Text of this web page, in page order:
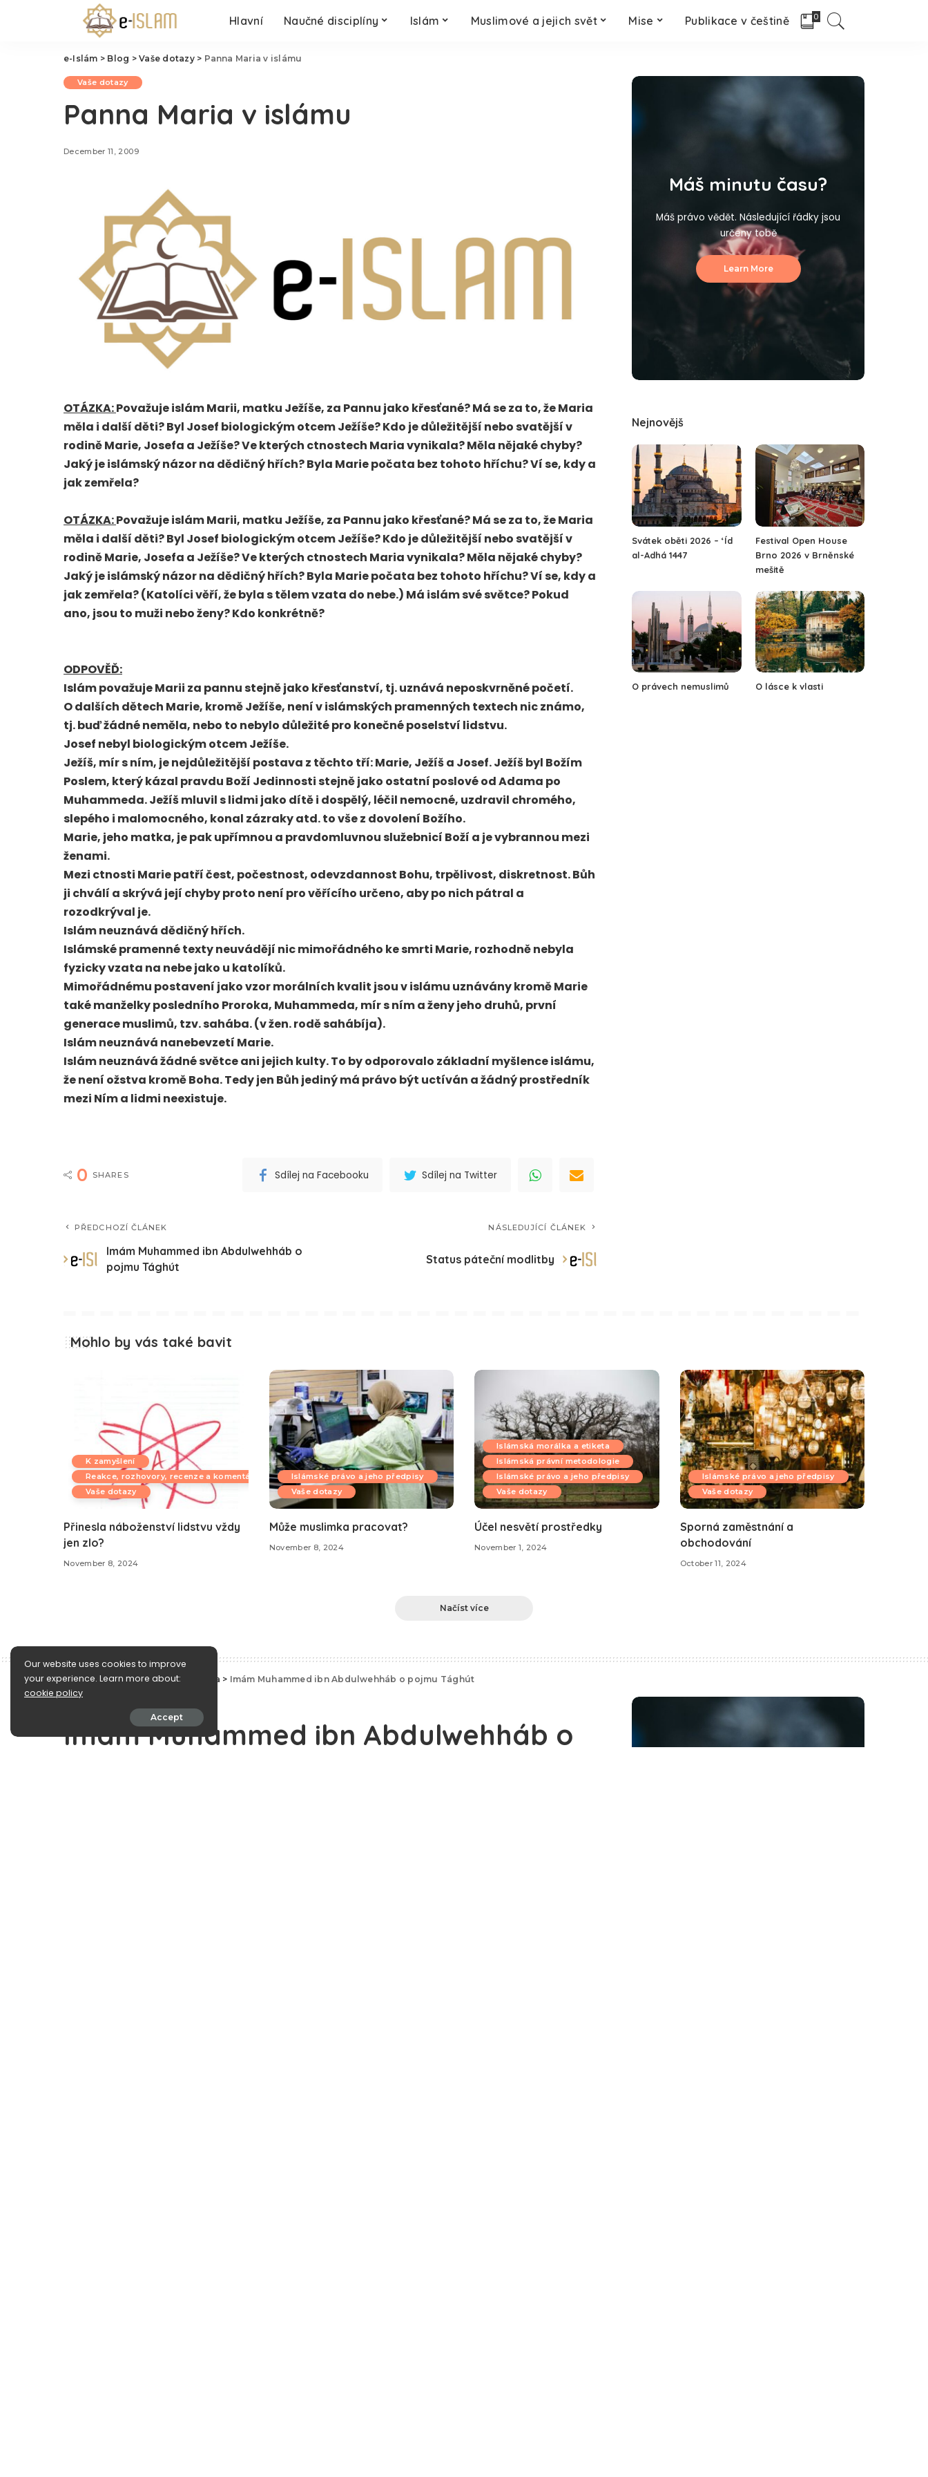
Hlavní Naučné disciplíny Islám Muslimové a jejich svět Mise Publikace v češtině 0
e-Islám > Blog >Vaše dotazy> Panna Maria v islámu
Vaše dotazy
Panna Maria v islámu
December 11, 2009
OTÁZKA:Považuje islám Marii, matku Ježíše, za Pannu jako křesťané? Má se za to, že Maria
měla i další děti? Byl Josef biologickým otcem Ježíše? Kdo je důležitější nebo svatější v
rodině Marie, Josefa a Ježíše? Ve kterých ctnostech Maria vynikala? Měla nějaké chyby?
Jaký je islámský názor na dědičný hřích? Byla Marie počata bez tohoto hříchu? Ví se, kdy a
jak zemřela?
OTÁZKA:Považuje islám Marii, matku Ježíše, za Pannu jako křesťané? Má se za to, že Maria
měla i další děti? Byl Josef biologickým otcem Ježíše? Kdo je důležitější nebo svatější v
rodině Marie, Josefa a Ježíše? Ve kterých ctnostech Maria vynikala? Měla nějaké chyby?
Jaký je islámský názor na dědičný hřích? Byla Marie počata bez tohoto hříchu? Ví se, kdy a
jak zemřela? (Katolíci věří, že byla s tělem vzata do nebe.) Má islám své světce? Pokud
ano, jsou to muži nebo ženy? Kdo konkrétně?
ODPOVĚĎ:
Islám považuje Marii za pannu stejně jako křesťanství, tj. uznává neposkvrněné početí.
O dalších dětech Marie, kromě Ježíše, není v islámských pramenných textech nic známo,
tj. buď žádné neměla, nebo to nebylo důležité pro konečné poselství lidstvu.
Josef nebyl biologickým otcem Ježíše.
Ježíš, mír s ním, je nejdůležitější postava z těchto tří: Marie, Ježíš a Josef. Ježíš byl Božím
Poslem, který kázal pravdu Boží Jedinnosti stejně jako ostatní poslové od Adama po
Muhammeda. Ježíš mluvil s lidmi jako dítě i dospělý, léčil nemocné, uzdravil chromého,
slepého i malomocného, konal zázraky atd. to vše z dovolení Božího.
Marie, jeho matka, je pak upřímnou a pravdomluvnou služebnicí Boží a je vybrannou mezi
ženami.
Mezi ctnosti Marie patří čest, počestnost, odevzdannost Bohu, trpělivost, diskretnost. Bůh
ji chválí a skrývá její chyby proto není pro věřícího určeno, aby po nich pátral a
rozodkrýval je.
Islám neuznává dědičný hřích.
Islámské pramenné texty neuvádějí nic mimořádného ke smrti Marie, rozhodně nebyla
fyzicky vzata na nebe jako u katolíků.
Mimořádnému postavení jako vzor morálních kvalit jsou v islámu uznávány kromě Marie
také manželky posledního Proroka, Muhammeda, mír s ním a ženy jeho druhů, první
generace muslimů, tzv. sahába. (v žen. rodě sahábíja).
Islám neuznává nanebevzetí Marie.
Islám neuznává žádné světce ani jejich kulty. To by odporovalo základní myšlence islámu,
že není ožstva kromě Boha. Tedy jen Bůh jediný má právo být uctíván a žádný prostředník
mezi Ním a lidmi neexistuje.
0 SHARES Sdílej na Facebooku Sdílej na Twitter
PŘEDCHOZÍ ČLÁNEK
Imám Muhammed ibn Abdulwehháb o
pojmu Tághút
NÁSLEDUJÍCÍ ČLÁNEK
Status páteční modlitby
Máš minutu času?
Máš právo vědět. Následující řádky jsou
určeny tobě
Learn More
Nejnovějš
Svátek oběti 2026 – ‘Íd
al-Adhá 1447
Festival Open House
Brno 2026 v Brněnské
mešitě
O právech nemuslimů O lásce k vlasti
Mohlo by vás také bavit
K zamyšlení
Reakce, rozhovory, recenze a komentáře
Vaše dotazy
Přinesla náboženství lidstvu vždy
jen zlo?
November 8, 2024
Islámské právo a jeho předpisy
Vaše dotazy
Může muslimka pracovat?
November 8, 2024
Islámská morálka a etiketa
Islámská právní metodologie
Islámské právo a jeho předpisy
Vaše dotazy
Účel nesvětí prostředky
November 1, 2024
Islámské právo a jeho předpisy
Vaše dotazy
Sporná zaměstnání a
obchodování
October 11, 2024
Načíst více
e-Islám >Blog>Islámská věrouka > Imám Muhammed ibn Abdulwehháb o pojmu Tághút
Imám Muhammed ibn Abdulwehháb o
Our website uses cookies to improve
your experience. Learn more about:
cookie policy
Accept